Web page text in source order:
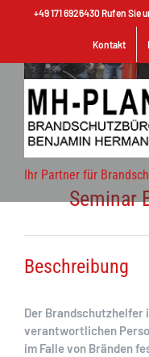
+49 171 6926430 Rufen Sie
Kontakt
Ihr Partner für
Larger
Image
Seminar
Beschreibung
Der Brandschutzhelfer
verantwortlichen
im Falle von Bränden